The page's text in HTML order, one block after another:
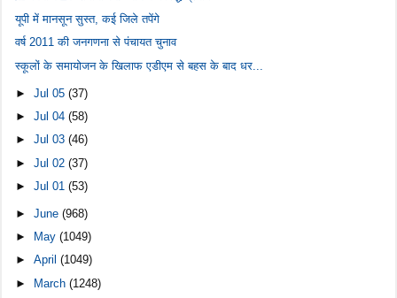
यूपी में मानसून सुस्त, कई जिले तपेंगे
वर्ष 2011 की जनगणना से पंचायत चुनाव
स्कूलों के समायोजन के खिलाफ एडीएम से बहस के बाद धर...
►Jul 05(37)
►Jul 04(58)
►Jul 03(46)
►Jul 02(37)
►Jul 01(53)
►June(968)
►
May(1049)
►April(1049)
► March(1248)